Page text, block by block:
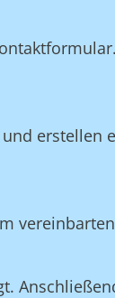
erstellen